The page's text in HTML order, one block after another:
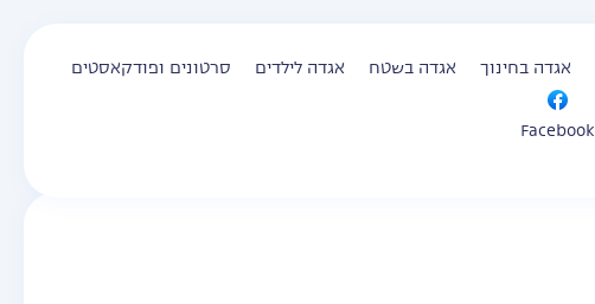
אגדה בחינוך אגדה בשטח אגדה לילדים סרטונים ופודקאסטים
Facebook